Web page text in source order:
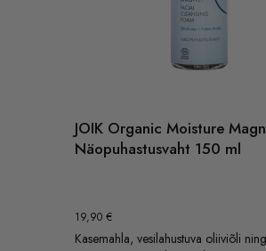
JOIK Organic Moisture
Näopuhastusvaht 150 ml
19,90 €
Kasemahla, vesilahustuva oliiviõli ning